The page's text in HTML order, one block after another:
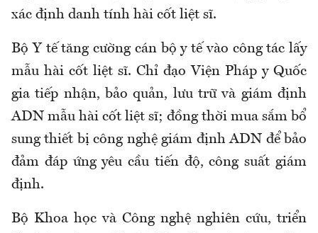
xác định danh tính hài cốt liệt sĩ.
Bộ Y tế tăng cường cán bộ y tế vào công tác lấy
mẫu hài cốt liệt sĩ. Chỉ đạo Viện Pháp y Quốc
gia tiếp nhận, bảo quản, lưu trữ và giám định
ADN mẫu hài cốt liệt sĩ; đồng thời mua sắm bổ
sung thiết bị công nghệ giám định ADN để bảo
đảm đáp ứng yêu cầu tiến độ, công suất giám
định.
Bộ Khoa học và Công nghệ nghiên cứu, triển